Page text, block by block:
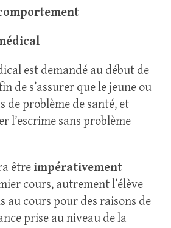
est demandé au début de
de s’assurer que le jeune ou
de problème de santé, et
l’escrime sans problème
être impérativement
cours, autrement l’élève
au cours pour des raisons de
prise au niveau de la